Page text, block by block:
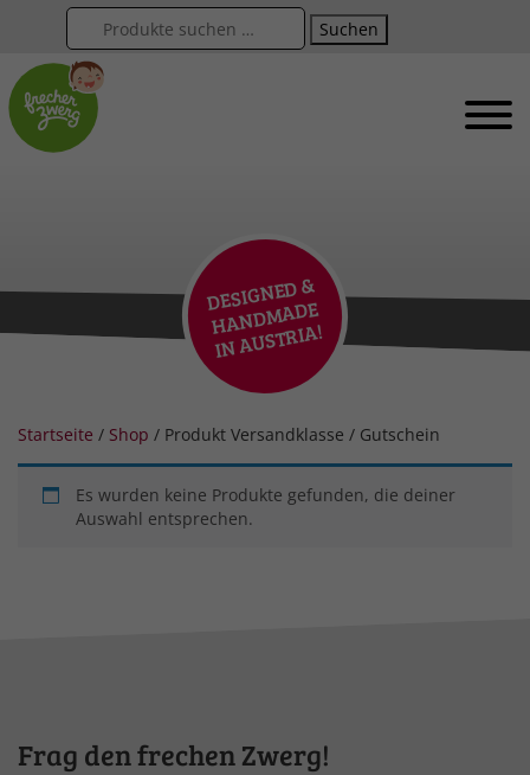
Suchen
DESIG
NED
&
HA
ND
MADE
I
N AUSTRIA!
Startseite / Shop / Produkt Versandklasse / Gutschein
Es wurden keine Produkte gefunden, die deiner
Auswahl entsprechen.
Frag den frechen Zwerg!